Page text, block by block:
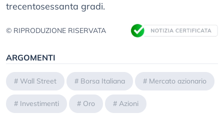
trecentosessanta gradi.
© RIPRODUZIONE RISERVATA
ARGOMENTI
# Wall Street # Borsa Italiana # Mercato azionario
# Investimenti # Oro # Azioni